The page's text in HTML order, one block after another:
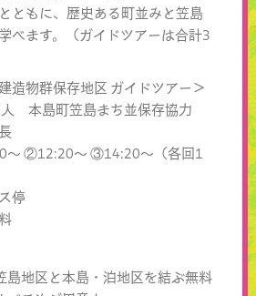
ともに、歴史ある町並みと笠島
べます。（ガイドツアーは合計3
造物群保存地区 ガイドツアー＞
本島町笠島まち並保存協力
②12:20～ ③14:20～（各回1
停
島地区と本島・泊地区を結ぶ無料